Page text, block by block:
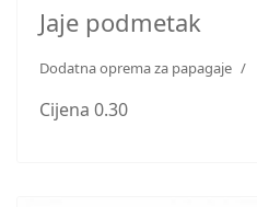
Jaje podmetak
Dodatna oprema za papagaje
Cijena 0.30